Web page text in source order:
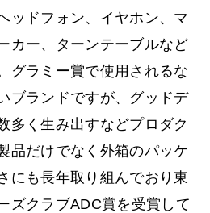
ッドフォン、イヤホン、マ
カー、ターンテーブルなど
グラミー賞で使用されるな
ブランドですが、グッドデ
多く生み出すなどプロダク
品だけでなく外箱のパッケ
にも長年取り組んでおり東
ズクラブADC賞を受賞して